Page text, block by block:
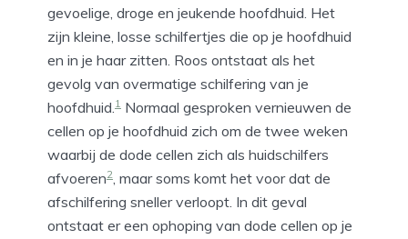
gevoelige, droge en jeukende hoofdhuid. Het
zijn kleine, losse schilfertjes die op je hoofdhuid
en in je haar zitten. Roos ontstaat als het
gevolg van overmatige schilfering van je
hoofdhuid.1 Normaal gesproken vernieuwen de
cellen op je hoofdhuid zich om de twee weken
waarbij de dode cellen zich als huidschilfers
afvoeren2, maar soms komt het voor dat de
afschilfering sneller verloopt. In dit geval
ontstaat er een ophoping van dode cellen op je